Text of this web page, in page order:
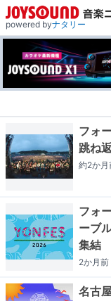
powered byナタリー
フォ
跳ね
約2か月
フォ
ーブ
集結
2か月前
名古